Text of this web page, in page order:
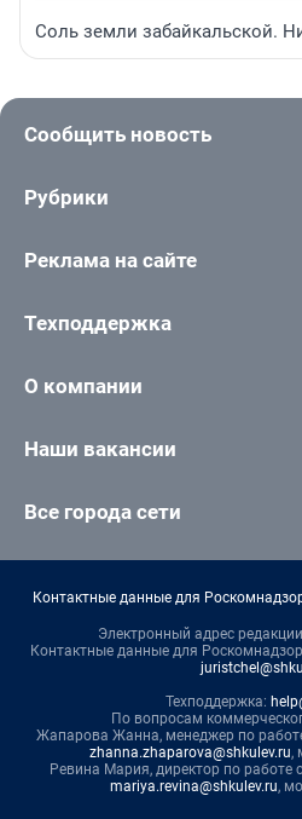
Соль земли забайкальской.
Сообщить новость
Рубрики
Реклама на сайте
Техподдержка
О компании
Наши вакансии
Все города сети
Контактные данные для
Электронный адрес
Контактные данные для
Техподдержка:
По вопросам
Жапарова Жанна, менеджер по
zhanna.zhaparova@shkulev.ru,
Ревина Мария, директор по
mariya.revina@shkulev.ru,